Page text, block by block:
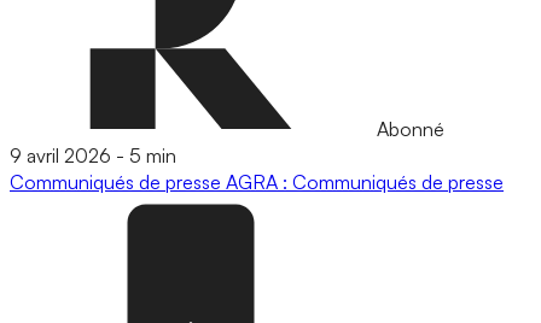
Abonné
9 avril 2026 - 5 min
Communiqués de presse AGRA : Communiqués de presse